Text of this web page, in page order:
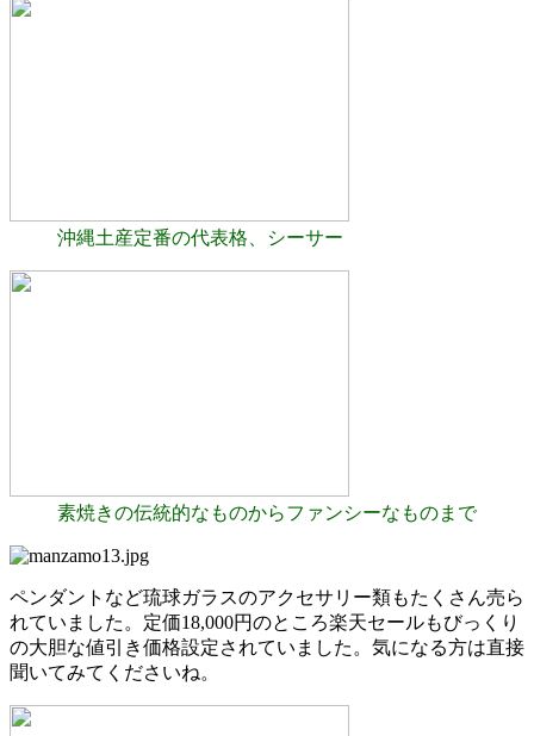
沖縄土産定番の代表格、シーサー
素焼きの伝統的なものからファンシーなものまで
ペンダントなど琉球ガラスのアクセサリー類もたくさん売ら
れていました。定価18,000円のところ楽天セールもびっくり
の大胆な値引き価格設定されていました。気になる方は直接
聞いてみてくださいね。